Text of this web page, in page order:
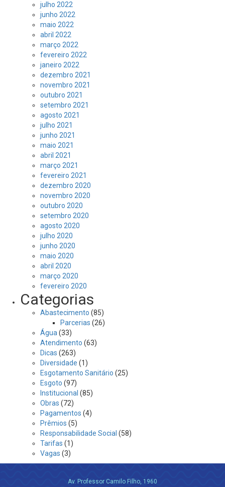
julho 2022
junho 2022
maio 2022
abril 2022
março 2022
fevereiro 2022
janeiro 2022
dezembro 2021
novembro 2021
outubro 2021
setembro 2021
agosto 2021
julho 2021
junho 2021
maio 2021
abril 2021
março 2021
fevereiro 2021
dezembro 2020
novembro 2020
outubro 2020
setembro 2020
agosto 2020
julho 2020
junho 2020
maio 2020
abril 2020
março 2020
fevereiro 2020
Categorias
Abastecimento (85)
Parcerias (26)
Água (33)
Atendimento (63)
Dicas (263)
Diversidade (1)
Esgotamento Sanitário (25)
Esgoto (97)
Institucional (85)
Obras (72)
Pagamentos (4)
Prêmios (5)
Responsabilidade Social (58)
Tarifas (1)
Vagas (3)
Av. Professor Camilo Filho, 1960